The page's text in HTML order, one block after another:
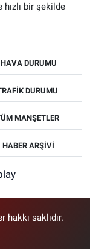
bir şekilde
HAVA DURUMU
DURUMU
MANŞETLER
HABER ARŞIVI
saklıdır.